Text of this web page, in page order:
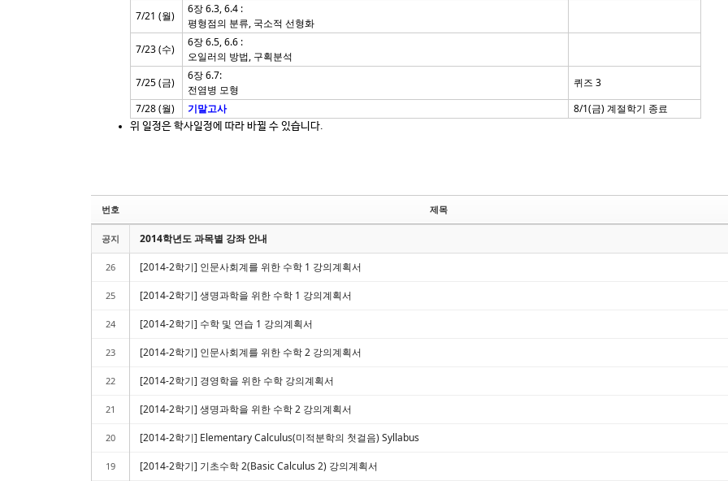
7/21 (월)
6장 6.3, 6.4 :
평형점의 분류, 국소적 선형화
7/23 (수)
6장 6.5, 6.6 :
오일러의 방법, 구획분석
7/25 (금)
6장 6.7:
전염병 모형
퀴즈 3
7/28 (월)
기말고사 8/1(금) 계절학기 종료
위 일정은 학사일정에 따라 바뀔 수 있습니다.
번호 제목
공지 2014학년도 과목별 강좌 안내
26 [2014-2학기] 인문사회계를 위한 수학 1 강의계획서
25 [2014-2학기] 생명과학을 위한 수학 1 강의계획서
24 [2014-2학기] 수학 및 연습 1 강의계획서
23 [2014-2학기] 인문사회계를 위한 수학 2 강의계획서
22 [2014-2학기] 경영학을 위한 수학 강의계획서
21 [2014-2학기] 생명과학을 위한 수학 2 강의계획서
20 [2014-2학기] Elementary Calculus(미적분학의 첫걸음) Syllabus
19 [2014-2학기] 기초수학 2(Basic Calculus 2) 강의계획서